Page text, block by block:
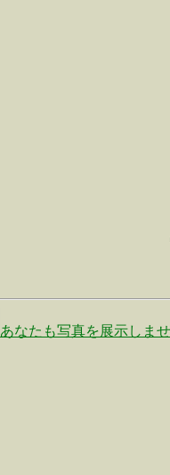
あなたも写真を展示しま